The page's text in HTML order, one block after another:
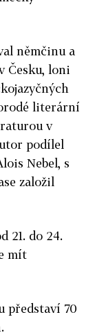
němčinu a
Česku, loni
literární
v
podílel
Nebel, s
založil
21. do 24.
mít
představí 70